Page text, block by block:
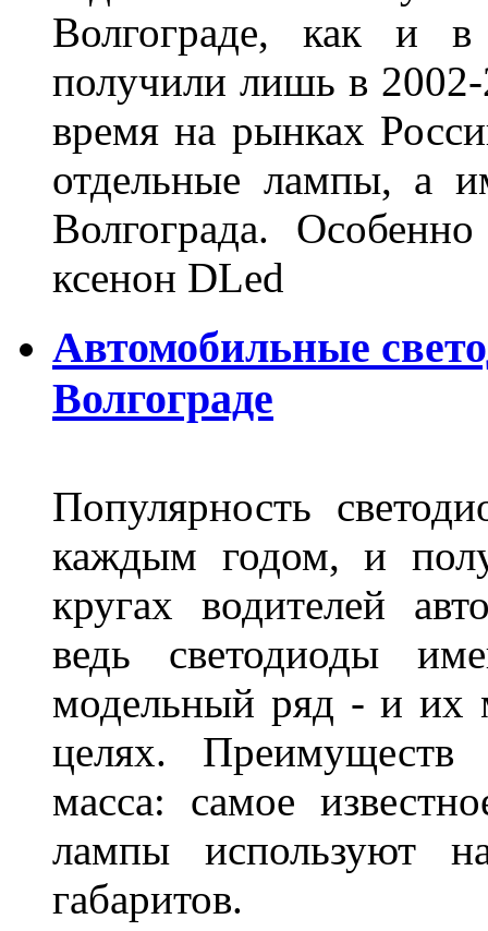
Волгограде, как и
получили лишь в
время на рынках
отдельные лампы, а
Волгограда.
ксенон DLed
Автомобильные
Волгограде
Популярность
каждым годом, и
кругах водителей
ведь светодиоды
модельный ряд - и их
целях.
масса: самое
лампы используют
габаритов.